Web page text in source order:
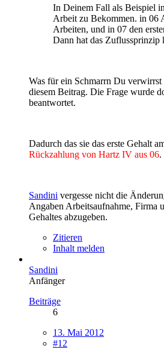
In Deinem Fall als Beispiel
Arbeit zu Bekommen. in 06
Arbeiten, und in 07 den
Dann hat das Zuflussprinzip
Was für ein Schmarrn Du
diesem Beitrag. Die Frage wurde
beantwortet.
Dadurch das sie das erste Gehalt
Rückzahlung von Hartz IV aus 06.
Sandini vergesse nicht die
Angaben Arbeitsaufnahme, Firma
Gehaltes abzugeben.
Zitieren
Inhalt melden
Sandini
Anfänger
Beiträge
6
13. Mai 2012
#12